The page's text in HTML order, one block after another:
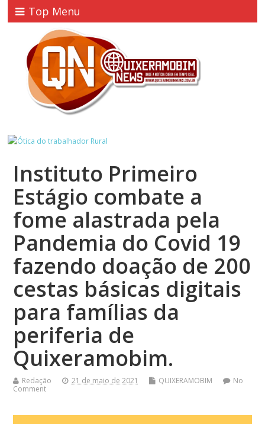
Top Menu
Instituto Primeiro
Estágio combate a
fome alastrada pela
Pandemia do Covid 19
fazendo doação de 200
cestas básicas digitais
para famílias da
periferia de
Quixeramobim.
Redação 21 de maio de 2021 QUIXERAMOBIM
No
Comment